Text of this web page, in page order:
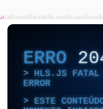
ERRO
HLS.JS FATAL
ERROR
ESTE